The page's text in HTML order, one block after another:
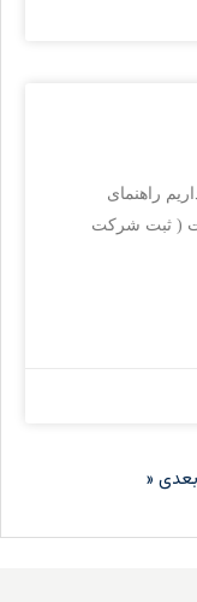
راهنمای
( ثبت شرکت
بعدی «